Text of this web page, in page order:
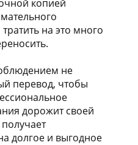
копией
на это много
не
перевод, чтобы
дорожит своей
долгое и выгодное